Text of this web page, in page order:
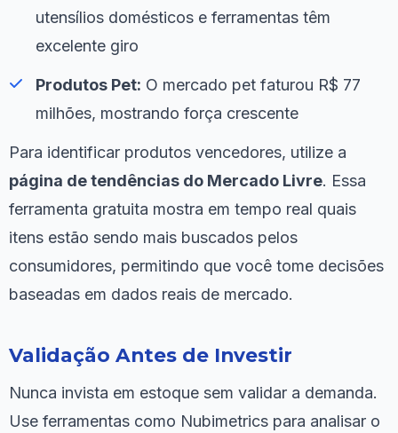
utensílios domésticos e ferramentas têm
excelente giro
Produtos Pet: O mercado pet faturou R$ 77
milhões, mostrando força crescente
Para identificar produtos vencedores, utilize a
página de tendências do Mercado Livre. Essa
ferramenta gratuita mostra em tempo real quais
itens estão sendo mais buscados pelos
consumidores, permitindo que você tome decisões
baseadas em dados reais de mercado.
Validação Antes de Investir
Nunca invista em estoque sem validar a demanda.
Use ferramentas como Nubimetrics para analisar o